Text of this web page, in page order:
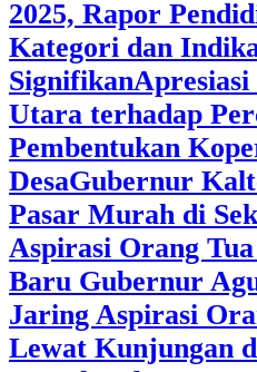
2025, Rapor
Kategori dan
Signifikan
Utara terhadap
Pembentukan
Desa‎Gubernur
Pasar Murah di
Aspirasi Orang
Baru Gubernur
Jaring Aspirasi
Lewat Kunjungan